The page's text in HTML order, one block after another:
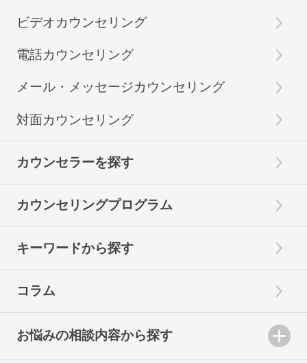
ビデオカウンセリング
電話カウンセリング
メール・メッセージカウンセリング
対面カウンセリング
カウンセラーを探す
カウンセリングプログラム
キーワードから探す
コラム
お悩みの相談内容から探す